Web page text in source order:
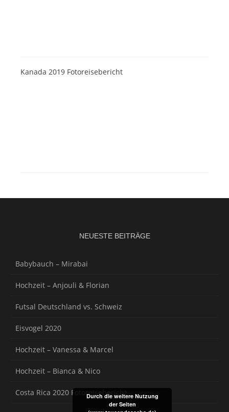
Kanada 2019 Fotoreisebericht
NEUESTE BEITRÄGE
Babybauch – Mirabai
Hochzeit – Anjouli & Florian
Futsal Deutschland vs. Schweiz
Eisvogel 2020
Hochzeit – Vanessa & Marcel
Hochzeit – Bianca & Nico
Costa Rica 2020 Fotoreisebericht
Durch die weitere Nutzung
der Seiten